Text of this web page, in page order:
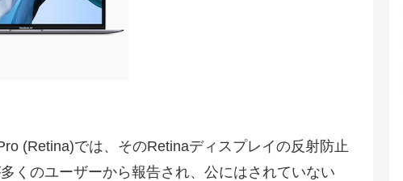
(Retina)では、そのRetinaディスプレイの反射防止
くのユーザーから報告され、公にはされていない